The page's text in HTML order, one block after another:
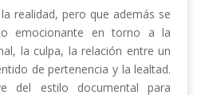
realidad, pero que además se
emocionante en torno a la
la culpa, la relación entre un
de pertenencia y la lealtad.
del estilo documental para